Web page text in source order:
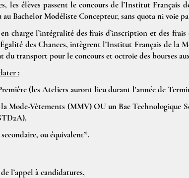
les élèves passent le concours de l’Institut Français
Bachelor Modéliste Concepteur, sans quota ni voie
charge l’intégralité des frais d’inscription et des frais
des Chances, intègrent l’Institut Français de la
du transport pour le concours et octroie des bourses
:
(les Ateliers auront lieu durant l'année de
Mode-Vêtements (MMV) OU un Bac Technologique
ou équivalent*.
l’appel à candidatures,